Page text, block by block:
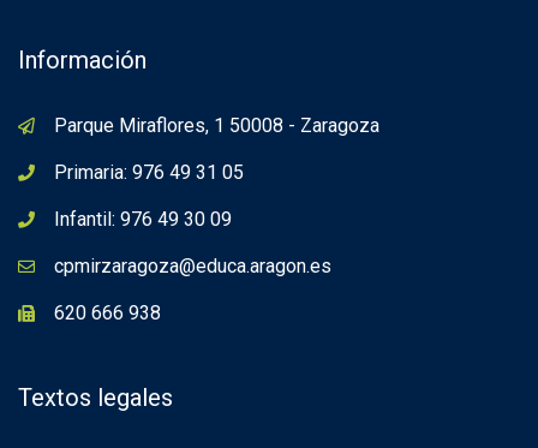
Información
Parque Miraflores, 1 50008 - Zaragoza
Primaria: 976 49 31 05
Infantil: 976 49 30 09
cpmirzaragoza@educa.aragon.es
620 666 938
Textos legales